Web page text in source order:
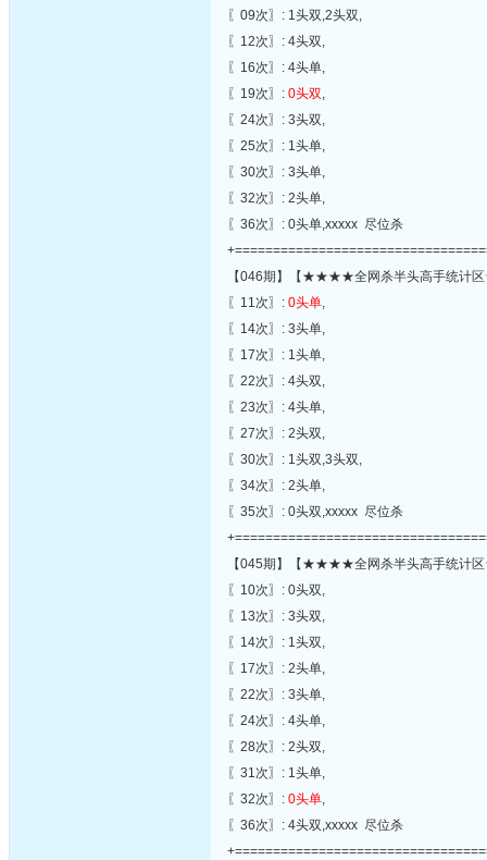
〖09次〗: 1头双,2头双,
〖12次〗: 4头双,
〖16次〗: 4头单,
〖19次〗: 0头双,
〖24次〗: 3头双,
〖25次〗: 1头单,
〖30次〗: 3头单,
〖32次〗: 2头单,
〖36次〗: 0头单,xxxxx 尽位杀
【046期】【★★★★全网杀半头高手统计
〖11次〗: 0头单,
〖14次〗: 3头单,
〖17次〗: 1头单,
〖22次〗: 4头双,
〖23次〗: 4头单,
〖27次〗: 2头双,
〖30次〗: 1头双,3头双,
〖34次〗: 2头单,
〖35次〗: 0头双,xxxxx 尽位杀
【045期】【★★★★全网杀半头高手统计
〖10次〗: 0头双,
〖13次〗: 3头双,
〖14次〗: 1头双,
〖17次〗: 2头单,
〖22次〗: 3头单,
〖24次〗: 4头单,
〖28次〗: 2头双,
〖31次〗: 1头单,
〖32次〗: 0头单,
〖36次〗: 4头双,xxxxx 尽位杀